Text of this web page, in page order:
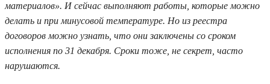
материалов». И сейчас выполняют работы, которые можно
делать и при минусовой температуре. Но из реестра
договоров можно узнать, что они заключены со сроком
исполнения по 31 декабря. Сроки тоже, не секрет, часто
нарушаются.